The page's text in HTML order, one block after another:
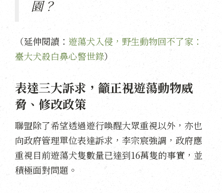
園？
（延伸閱讀： 遊蕩犬入侵，野生動物回不了家：
臺大犬殺白鼻心警世錄）
表達三大訴求，籲正視遊蕩動物威
脅、修改政策
聯盟除了希望透過遊行喚醒大眾重視以外，亦也
向政府管理單位表達訴求，李宗宸強調，政府應
重視目前遊蕩犬隻數量已達到16萬隻的事實，並
積極面對問題。